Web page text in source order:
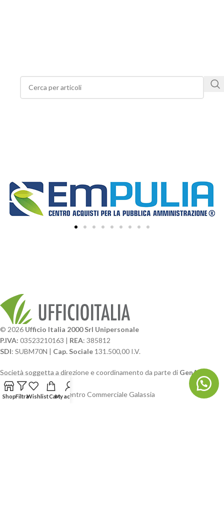
© 2026 Ufficio Italia 2000 Srl Unipersonale
P.IVA: 03523210163 | REA: 385812
SDI: SUBM70N | Cap. Sociale 131.500,00 I.V.
Società soggetta a direzione e coordinamento da parte di GenALFA
Holding srl
Via A. Ponti n. 4 – Centro Commerciale Galassia
ShopFiltraWishlistCartMy account